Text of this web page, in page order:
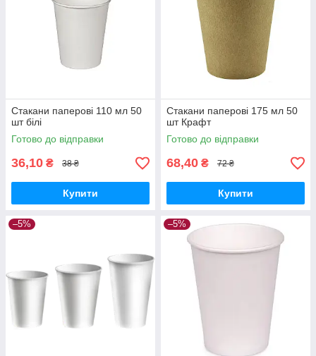
Стакани паперові 110 мл 50
шт білі
Готово до відправки
36,10 ₴ 38 ₴
Купити
Стакани паперові 175 мл 50
шт Крафт
Готово до відправки
68,40 ₴ 72 ₴
Купити
–5% –5%